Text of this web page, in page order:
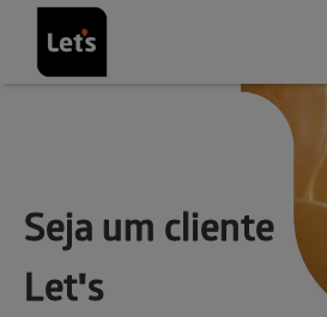
Seja um cliente
Let's